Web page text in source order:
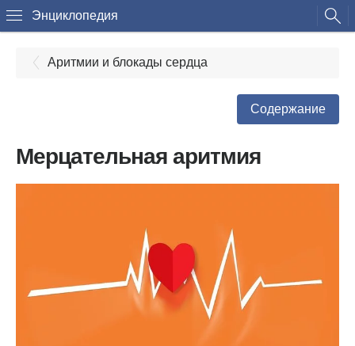
Энциклопедия
Аритмии и блокады сердца
Содержание
Мерцательная аритмия